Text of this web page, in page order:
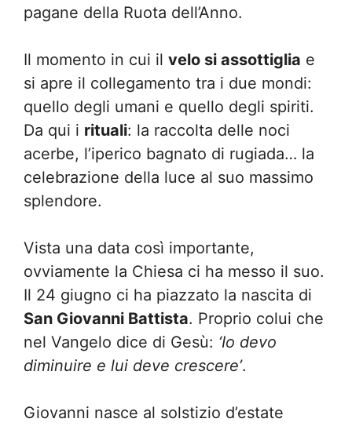
pagane della Ruota dell’Anno.
Il momento in cui il velo si assottiglia e
si apre il collegamento tra i due mondi:
quello degli umani e quello degli spiriti.
Da qui i rituali: la raccolta delle noci
acerbe, l’iperico bagnato di rugiada… la
celebrazione della luce al suo massimo
splendore.
Vista una data così importante,
ovviamente la Chiesa ci ha messo il suo.
Il 24 giugno ci ha piazzato la nascita di
San Giovanni Battista. Proprio colui che
nel Vangelo dice di Gesù: ‘Io devo
diminuire e lui deve crescere’.
Giovanni nasce al solstizio d’estate